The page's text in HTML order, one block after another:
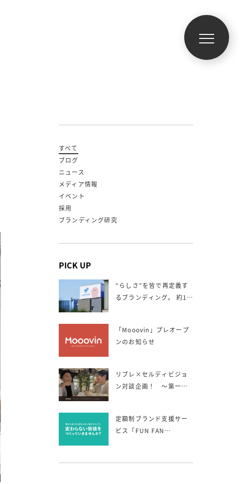
すべて
ブログ
ニュース
メディア情報
イベント
採用
ブランディング研究
PICK UP
“らしさ”を皆で再定義す
るブランディング。 約1年
「Mooovin」プレオープ
ンのお知らせ
リブレ×セルディビジョ
ン対談企画！ 〜第一
定額制ブランド支援サー
ビス「FUN FAN